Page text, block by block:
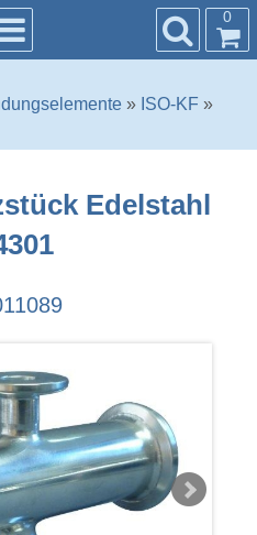
0
» ISO-KF »
Edelstahl